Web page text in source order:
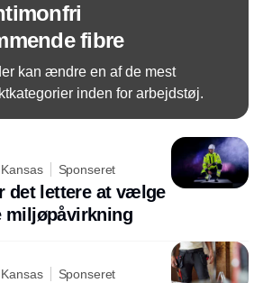
fibre
kan ændre en af de mest
inden for arbejdstøj.
Sponseret
det lettere at vælge
miljøpåvirkning
Sponseret